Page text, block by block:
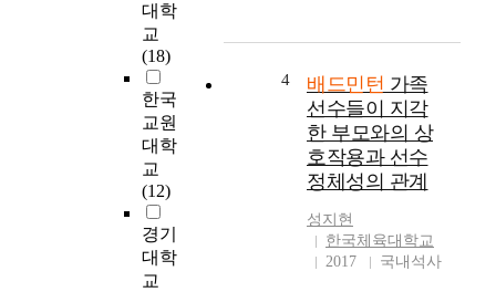
대학
교
(18)
한국
교원
대학
교
(12)
경기
대학
교
4 배드민턴 가족
선수들이 지각
한 부모와의 상
호작용과 선수
정체성의 관계
성지현
한국체육대학교
2017
국내석사